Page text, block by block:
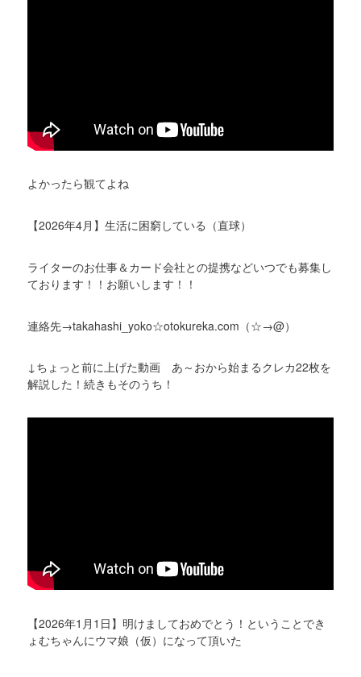
よかったら観てよね
【2026年4月】生活に困窮している（直球）
ライターのお仕事＆カード会社との提携などいつでも募集し
ております！！お願いします！！
連絡先→takahashi_yoko☆otokureka.com（☆→@）
↓ちょっと前に上げた動画 あ～おから始まるクレカ22枚を
解説した！続きもそのうち！
【2026年1月1日】明けましておめでとう！ということでき
ょむちゃんにウマ娘（仮）になって頂いた